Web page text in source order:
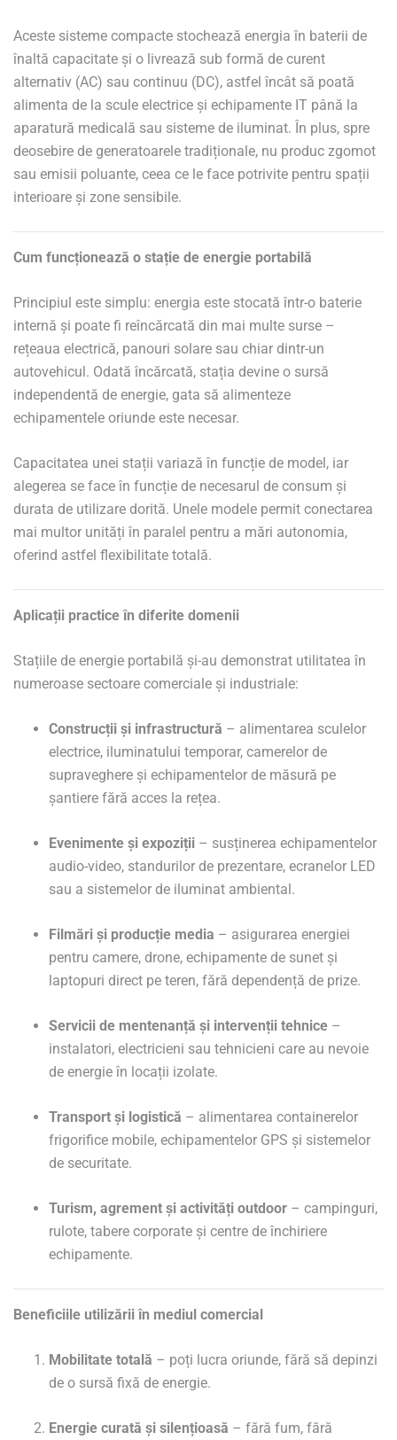
Aceste sisteme compacte stochează energia în baterii de
înaltă capacitate și o livrează sub formă de curent
alternativ (AC) sau continuu (DC), astfel încât să poată
alimenta de la scule electrice și echipamente IT până la
aparatură medicală sau sisteme de iluminat. În plus, spre
deosebire de generatoarele tradiționale, nu produc zgomot
sau emisii poluante, ceea ce le face potrivite pentru spații
interioare și zone sensibile.
Cum funcționează o stație de energie portabilă
Principiul este simplu: energia este stocată într-o baterie
internă și poate fi reîncărcată din mai multe surse –
rețeaua electrică, panouri solare sau chiar dintr-un
autovehicul. Odată încărcată, stația devine o sursă
independentă de energie, gata să alimenteze
echipamentele oriunde este necesar.
Capacitatea unei stații variază în funcție de model, iar
alegerea se face în funcție de necesarul de consum și
durata de utilizare dorită. Unele modele permit conectarea
mai multor unități în paralel pentru a mări autonomia,
oferind astfel flexibilitate totală.
Aplicații practice în diferite domenii
Stațiile de energie portabilă și-au demonstrat utilitatea în
numeroase sectoare comerciale și industriale:
Construcții și infrastructură – alimentarea sculelor
electrice, iluminatului temporar, camerelor de
supraveghere și echipamentelor de măsură pe
șantiere fără acces la rețea.
Evenimente și expoziții – susținerea echipamentelor
audio-video, standurilor de prezentare, ecranelor LED
sau a sistemelor de iluminat ambiental.
Filmări și producție media – asigurarea energiei
pentru camere, drone, echipamente de sunet și
laptopuri direct pe teren, fără dependență de prize.
Servicii de mentenanță și intervenții tehnice –
instalatori, electricieni sau tehnicieni care au nevoie
de energie în locații izolate.
Transport și logistică – alimentarea containerelor
frigorifice mobile, echipamentelor GPS și sistemelor
de securitate.
Turism, agrement și activități outdoor – campinguri,
rulote, tabere corporate și centre de închiriere
echipamente.
Beneficiile utilizării în mediul comercial
Mobilitate totală – poți lucra oriunde, fără să depinzi
de o sursă fixă de energie.
Energie curată și silențioasă – fără fum, fără